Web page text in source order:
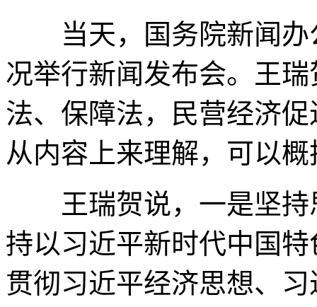
当天，国务院新闻办
况举行新闻发布会。王
法、保障法，民营经济
从内容上来理解，可以
王瑞贺说，一是坚持
持以习近平新时代中国
贯彻习近平经济思想、